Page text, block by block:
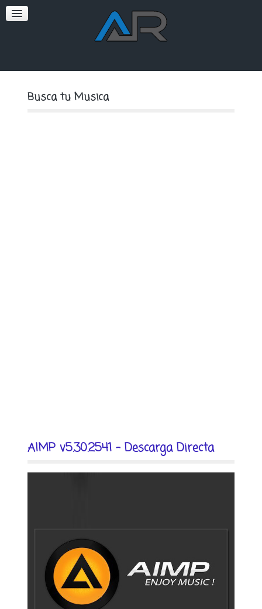
SOFT
Busca tu Musica
AIMP v5.30.2541 - Descarga Directa